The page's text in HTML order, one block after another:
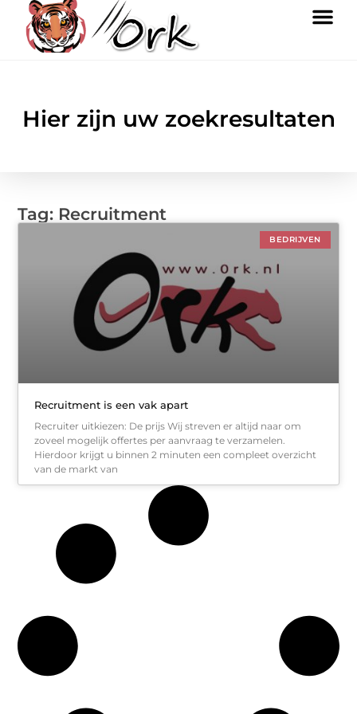
Hier zijn uw zoekresultaten
Tag: Recruitment
BEDRIJVEN
Recruitment is een vak apart
Recruiter uitkiezen: De prijs Wij streven er altijd naar om
zoveel mogelijk offertes per aanvraag te verzamelen.
Hierdoor krijgt u binnen 2 minuten een compleet overzicht
van de markt van